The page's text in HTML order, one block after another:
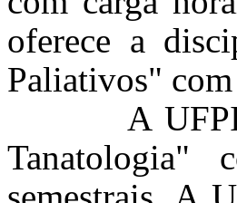
oferece a
Paliativos"
A UFPI
Tanatologia"